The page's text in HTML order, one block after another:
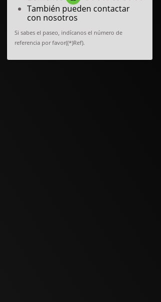
También pueden contactar
con nosotros
Si sabes el paseo, indícanos el número de
referencia por favor((*)Ref).